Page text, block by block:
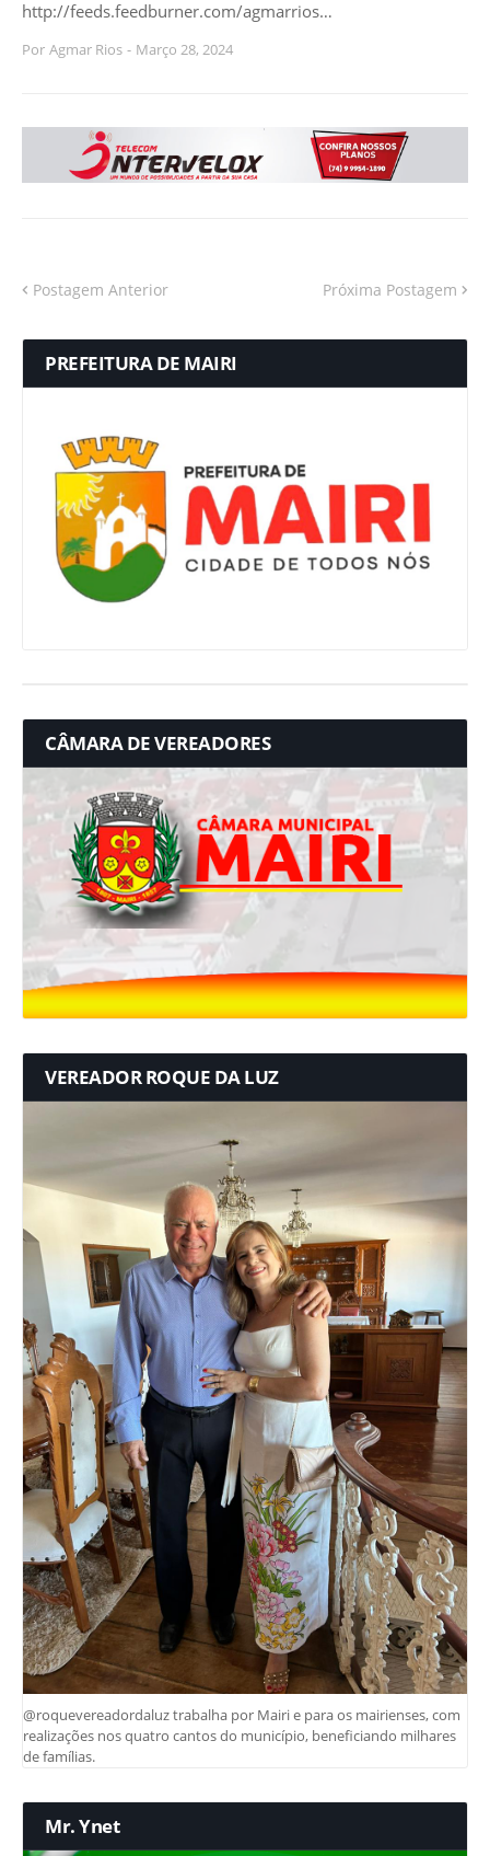
http://feeds.feedburner.com/agmarrios…
Por Agmar Rios - Março 28, 2024
Postagem Anterior Próxima Postagem
PREFEITURA DE MAIRI
CÂMARA DE VEREADORES
VEREADOR ROQUE DA LUZ
@roquevereadordaluz trabalha por Mairi e para os mairienses, com
realizações nos quatro cantos do município, beneficiando milhares
de famílias.
Mr. Ynet